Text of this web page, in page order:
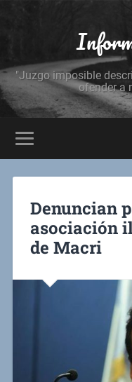
"Juzgo imposible
ofender a
Denuncian
asociación
de Macri